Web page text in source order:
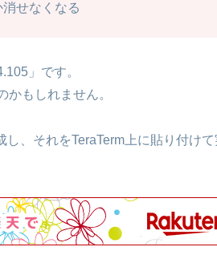
せなくなる
」です。
かもしれません。
、それをTeraTerm上に貼り付け